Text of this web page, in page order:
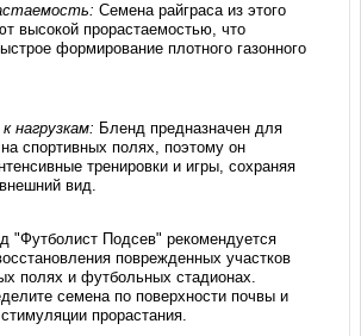
Семена райграса из этого
высокой прорастаемостью, что
формирование плотного газонного
нагрузкам: Бленд предназначен для
спортивных полях, поэтому он
тренировки и игры, сохраняя
вид.
"Футболист Подсев" рекомендуется
поврежденных участков
полях и футбольных стадионах.
семена по поверхности почвы и
прорастания.